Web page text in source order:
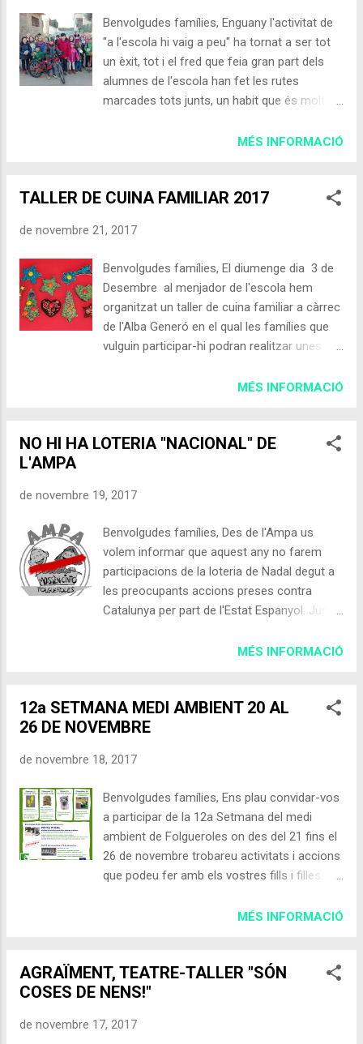
també trobareu fulls d'inscripció a les
vigilàncies ( Dolo ), us podeu descarregar la
circular i dipositar-la a la bústia de l'AMPA o
escanejar-la i enviar-la al correu-e (
ampa@ampa-mossencinto.com ). Tots els
alimentaria ho heu de comunicar a l'hora de
Benvolgudes famílies, Enguany l'activitat de
"a l'escola hi vaig a peu" ha tornat a ser tot
un èxit, tot i el fred que feia gran part dels
alumnes de l'escola han fet les rutes
marcades tots junts, un habit que és molt
avís preventiu per contaminació atmosfèrica
més d'una estació de mesurament integrada
la Contaminació Atmosfèrica), en concret a
Reixac, per tant la Plana de Vic ha rebut
l'avís, podeu veure'n l'i nforme . Podeu
descarregar les mesures i recomanacions
del departament de territori i sostenibilitat en
casos de contaminació atmosfèrica de NO2
inferior a 10 micres ), on la primera mesura
MÉS INFORMACIÓ
TALLER DE CUINA FAMILIAR 2017
de novembre 21, 2017
Benvolgudes famílies, El diumenge dia 3 de
Desembre al menjador de l'escola hem
organitzat un taller de cuina familiar a càrrec
de l'Alba Generó en el qual les famílies que
vulguin participar-hi podran realitzar unes
nadalenc. Aquesta activitat començarà
totes les edats i tindrà un preu de 5€ per
dimecres 29 de Novembre, us podeu
també trobareu fulls d'inscripció a les
vigilàncies ( Dolo ), us podeu descarregar la
circular i dipositar-la a la bústia de l'AMPA o
escanejar-la i enviar-la al correu-e (
ampa@ampa-mossencinto.com ). Tots els
alimentaria ho heu de comunicar a l'hora de
MÉS INFORMACIÓ
NO HI HA LOTERIA "NACIONAL" DE
L'AMPA
de novembre 19, 2017
Benvolgudes famílies, Des de l'Ampa us
volem informar que aquest any no farem
participacions de la loteria de Nadal degut a
les preocupants accions preses contra
Catalunya per part de l'Estat Espanyol. Junta
MÉS INFORMACIÓ
12a SETMANA MEDI AMBIENT 20 AL
26 DE NOVEMBRE
de novembre 18, 2017
Benvolgudes famílies, Ens plau convidar-vos
a participar de la 12a Setmana del medi
ambient de Folgueroles on des del 21 fins el
26 de novembre trobareu activitats i accions
que podeu fer amb els vostres fills i filles. Del
EXPOSICIÓ RE-CICLES Al vestíbul de l’escola
de l’alumini, el plàstic, el vidre, el paper, el bric
i la matèria orgànica El dimarts 21(dia sense
ve fent des de fa uns anys, és una jornada
MÉS INFORMACIÓ
AGRAÏMENT, TEATRE-TALLER "SÓN
COSES DE NENS!"
de novembre 17, 2017